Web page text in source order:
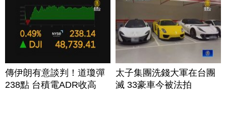
傳伊朗有意談判！道瓊彈
238點 台積電ADR收高
太子集團洗錢大軍在台團
滅 33豪車今被法拍